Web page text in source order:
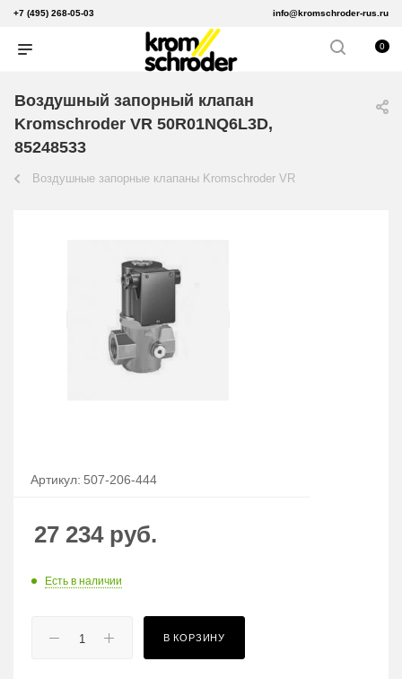
+7 (495) 268-05-03 info@kromschroder-rus.ru
0
Воздушный запорный клапан
Kromschroder VR 50R01NQ6L3D,
85248533
Воздушные запорные клапаны Kromschroder VR
Артикул: 507-206-444
27 234руб.
Есть в наличии
В КОРЗИНУ